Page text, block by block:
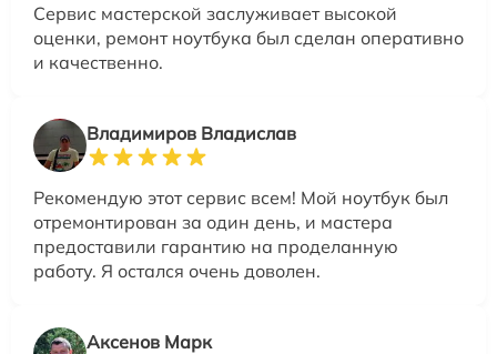
Сервис мастерской заслуживает высокой
оценки, ремонт ноутбука был сделан оперативно
и качественно.
Владимиров Владислав
Рекомендую этот сервис всем! Мой ноутбук был
отремонтирован за один день, и мастера
предоставили гарантию на проделанную
работу. Я остался очень доволен.
Аксенов Марк